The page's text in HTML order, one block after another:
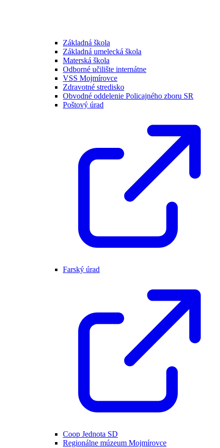
Základná škola
Základná umelecká škola
Materská škola
Odborné učilište internátne
VSS Mojmírovce
Zdravotné stredisko
Obvodné oddelenie Policajného zboru SR
Poštový úrad
Farský úrad
Coop Jednota SD
Regionálne múzeum Mojmírovce